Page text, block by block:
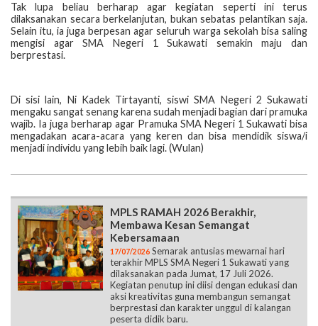
Tak lupa beliau berharap agar kegiatan seperti ini terus
dilaksanakan secara berkelanjutan, bukan sebatas pelantikan saja.
Selain itu, ia juga berpesan agar seluruh warga sekolah bisa saling
mengisi agar SMA Negeri 1 Sukawati semakin maju dan
berprestasi.
Di sisi lain, Ni Kadek Tirtayanti, siswi SMA Negeri 2 Sukawati
mengaku sangat senang karena sudah menjadi bagian dari pramuka
wajib. Ia juga berharap agar Pramuka SMA Negeri 1 Sukawati bisa
mengadakan acara-acara yang keren dan bisa mendidik siswa/i
menjadi individu yang lebih baik lagi. (Wulan)
MPLS RAMAH 2026 Berakhir,
Membawa Kesan Semangat
Kebersamaan
17/07/2026 Semarak antusias mewarnai hari
terakhir MPLS SMA Negeri 1 Sukawati yang
dilaksanakan pada Jumat, 17 Juli 2026.
Kegiatan penutup ini diisi dengan edukasi dan
aksi kreativitas guna membangun semangat
berprestasi dan karakter unggul di kalangan
peserta didik baru.